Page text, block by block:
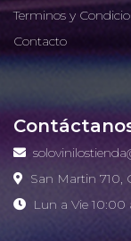
Terminos y
Contacto
San Martin 710,
Lun a Vie 10:00